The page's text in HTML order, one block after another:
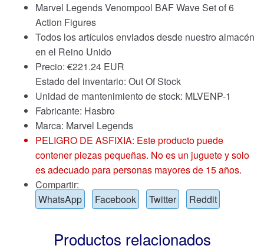
Marvel Legends Venompool BAF Wave Set of 6
Action Figures
Todos los artículos enviados desde nuestro almacén
en el Reino Unido
Precio: €221.24 EUR
Estado del inventario: Out Of Stock
Unidad de mantenimiento de stock: MLVENP-1
Fabricante: Hasbro
Marca: Marvel Legends
PELIGRO DE ASFIXIA: Este producto puede
contener piezas pequeñas. No es un juguete y solo
es adecuado para personas mayores de 15 años.
Compartir:
WhatsApp
Facebook Twitter Reddit
Productos relacionados